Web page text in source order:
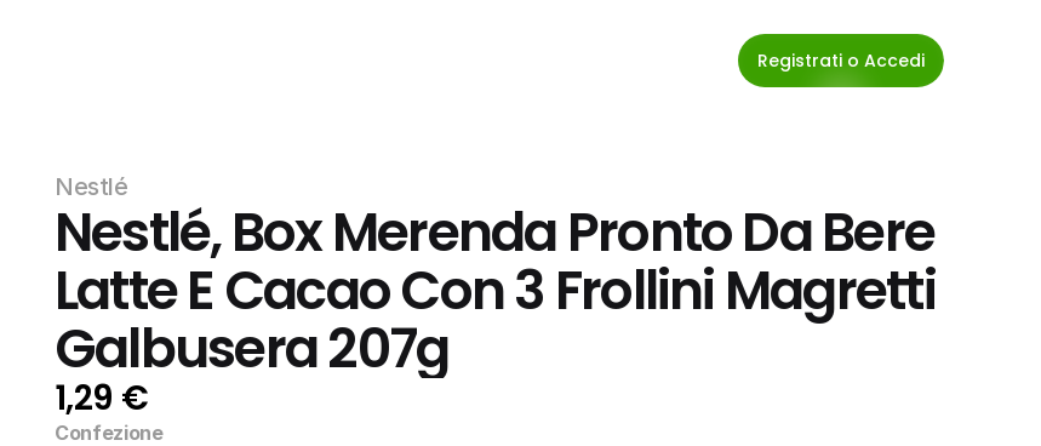
Registrati o Accedi
Nestlé
Nestlé, Box Merenda Pronto Da Bere
Latte E Cacao Con 3 Frollini Magretti
Galbusera 207g
1,29 €
Confezione